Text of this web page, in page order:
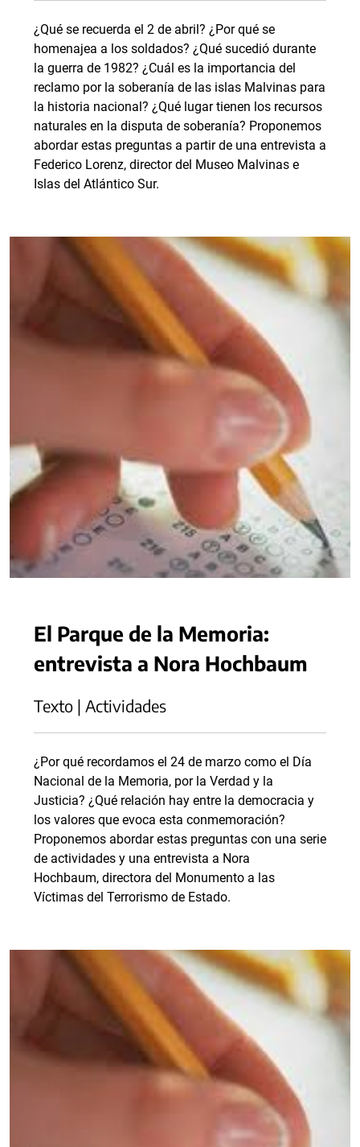
¿Qué se recuerda el 2 de abril? ¿Por qué se
homenajea a los soldados? ¿Qué sucedió durante
la guerra de 1982? ¿Cuál es la importancia del
reclamo por la soberanía de las islas Malvinas para
la historia nacional? ¿Qué lugar tienen los recursos
naturales en la disputa de soberanía? Proponemos
abordar estas preguntas a partir de una entrevista a
Federico Lorenz, director del Museo Malvinas e
Islas del Atlántico Sur.
El Parque de la Memoria:
entrevista a Nora Hochbaum
Texto | Actividades
¿Por qué recordamos el 24 de marzo como el Día
Nacional de la Memoria, por la Verdad y la
Justicia? ¿Qué relación hay entre la democracia y
los valores que evoca esta conmemoración?
Proponemos abordar estas preguntas con una serie
de actividades y una entrevista a Nora
Hochbaum, directora del Monumento a las
Víctimas del Terrorismo de Estado.